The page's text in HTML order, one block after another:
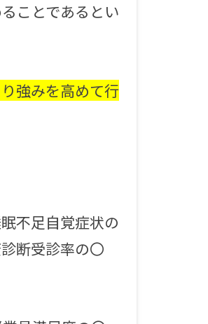
ことであるとい
強みを高めて行
不足自覚症状の
断受診率の〇